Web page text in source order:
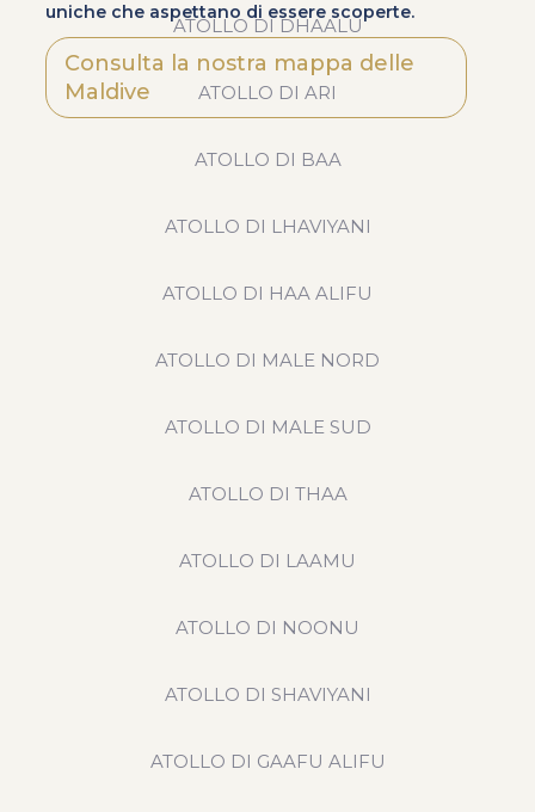
uniche che aspettano di essere scoperte.
Consulta la nostra mappa delle
Maldive
ATOLLO DI DHAALU
ATOLLO DI ARI
ATOLLO DI BAA
ATOLLO DI LHAVIYANI
ATOLLO DI HAA ALIFU
ATOLLO DI MALE NORD
ATOLLO DI MALE SUD
ATOLLO DI THAA
ATOLLO DI LAAMU
ATOLLO DI NOONU
ATOLLO DI SHAVIYANI
ATOLLO DI GAAFU ALIFU